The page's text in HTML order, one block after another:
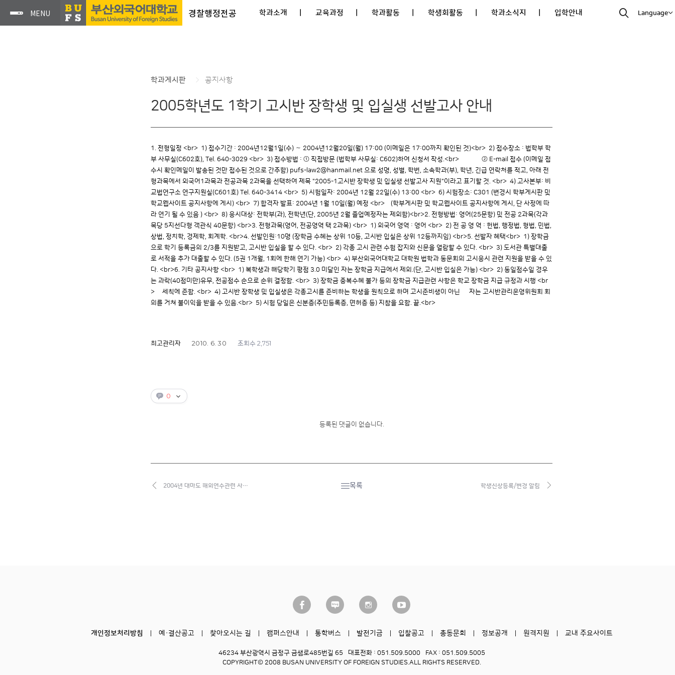
경찰행정전공 학과소개 | 교육과정 | 학과활동 | 학생회활동 | 학과소식지 | 입학안내 Language
학과게시판 공지사항
2005학년도 1학기 고시반 장학생 및 입실생 선발고사 안내
1. 전형일정 <br> 1) 접수기간 : 2004년12월1일(수) ～ 2004년12월20일(월) 17:00 (이메일은 17:00까지 확인된 것)<br> 2) 접수장소 : 법학부 학
부 사무실(C602호), Tel. 640-3029 <br> 3) 접수방법 : ① 직접방문 (법학부 사무실: C602)하여 신청서 작성.<br> ② E-mail 접수 (이메일 접
수시 확인메일이 발송된 것만 접수된 것으로 간주함) pufs-law2@hanmail.net 으로 성명, 성별, 학번, 소속학과(부), 학년, 긴급 연락처를 적고, 아래 전
형과목에서 외국어1과목과 전공과목 2과목을 선택하여 제목 "2005-1고시반 장학생 및 입실생 선발고사 지원"이라고 표기할 것. <br> 4) 고사본부: 비
교법연구소 연구지원실(C601호) Tel. 640-3414 <br> 5) 시험일자: 2004년 12월 22일(수) 13:00 <br> 6) 시험장소: C301 (변경시 학부게시판 및
학교웹사이트 공지사항에 게시) <br> 7) 합격자 발표: 2004년 1월 10일(월) 예정 <br> (학부게시판 및 학교웹사이트 공지사항에 게시, 단 사정에 따
라 연기 될 수 있음 ) <br> 8) 응시대상: 전학부(과), 전학년(단, 2005년 2월 졸업예정자는 제외함)<br>2. 전형방법: 영어(25문항) 및 전공 2과목(각과
목당 5지선다형 객관식 40문항) <br>3. 전형과목(영어, 전공영역 택 2과목) <br> 1) 외국어 영역 : 영어 <br> 2) 전 공 영 역 : 헌법, 행정법, 형법, 민법,
상법, 정치학, 경제학, 회계학. <br>4. 선발인원:10명 (장학금 수혜는 상위 10등, 고시반 입실은 상위 12등까지임) <br>5. 선발자 혜택<br> 1) 장학금
으로 학기 등록금의 2/3를 지원받고, 고시반 입실을 할 수 있다. <br> 2) 각종 고시 관련 수험 잡지와 신문을 열람할 수 있다. <br> 3) 도서관 특별대출
로 서적을 추가 대출할 수 있다. (5권 1개월, 1회에 한해 연기 가능) <br> 4) 부산외국어대학교 대학원 법학과 동문회의 고시응시 관련 지원을 받을 수 있
다. <br>6. 기타 공지사항 <br> 1) 복학생과 해당학기 평점 3.0 미달인 자는 장학금 지급에서 제외.(단, 고시반 입실은 가능) <br> 2) 동일점수일 경우
는 과락(40점미만)유무, 전공점수 순으로 순위 결정함. <br> 3) 장학금 중복수혜 불가 등의 장학금 지급관련 사항은 학교 장학금 지급 규정과 시행 <br
> 세칙에 준함. <br> 4) 고시반 장학생 및 입실생은 각종고시를 준비하는 학생을 원칙으로 하며 고시준비생이 아닌 자는 고시반관리운영위원회 회
의를 거쳐 불이익을 받을 수 있음.<br> 5) 시험 당일은 신분증(주민등록증, 면허증 등) 지참을 요함. 끝.<br>
최고관리자 2010. 6. 30 조회수 2,751
0
등록된 댓글이 없습니다.
2004년 대마도 해외연수관련 사… 목록 학생신상등록/변경 알림
개인정보처리방침 예·결산공고 찾아오시는 길 캠퍼스안내 통학버스 발전기금 입찰공고 총동문회 정보공개 원격지원 교내 주요사이트
46234 부산광역시 금정구 금샘로485번길 65 대표전화 : 051.509.5000
FAX : 051.509.5005
COPYRIGHT© 2008 BUSAN UNIVERSITY OF FOREIGN STUDIES. ALL RIGHTS RESERVED.